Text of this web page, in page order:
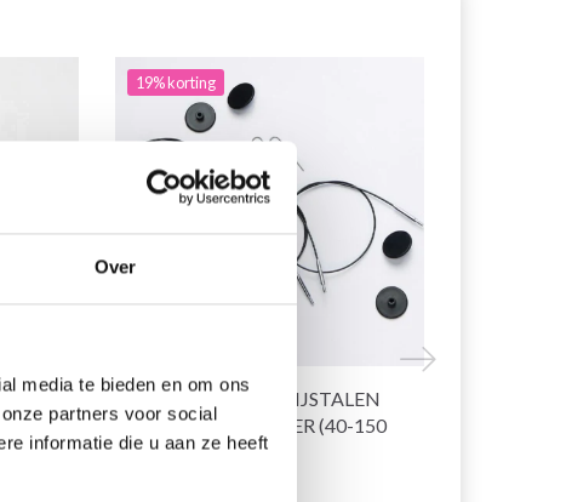
Over
media te bieden en om ons
partners voor social
informatie die u aan ze heeft
19% korting
KNITPRO ROESTVRIJSTALEN
KABEL SWIVEL ZILVER (40-150
CM)